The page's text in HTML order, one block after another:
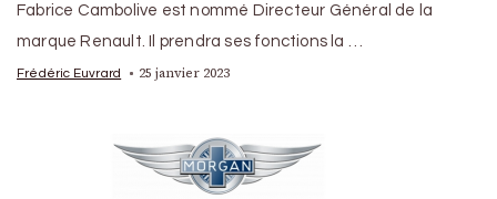
Fabrice Cambolive est nommé Directeur Général de la
marque Renault. Il prendra ses fonctions la …
Frédéric Euvrard 25 janvier 2023